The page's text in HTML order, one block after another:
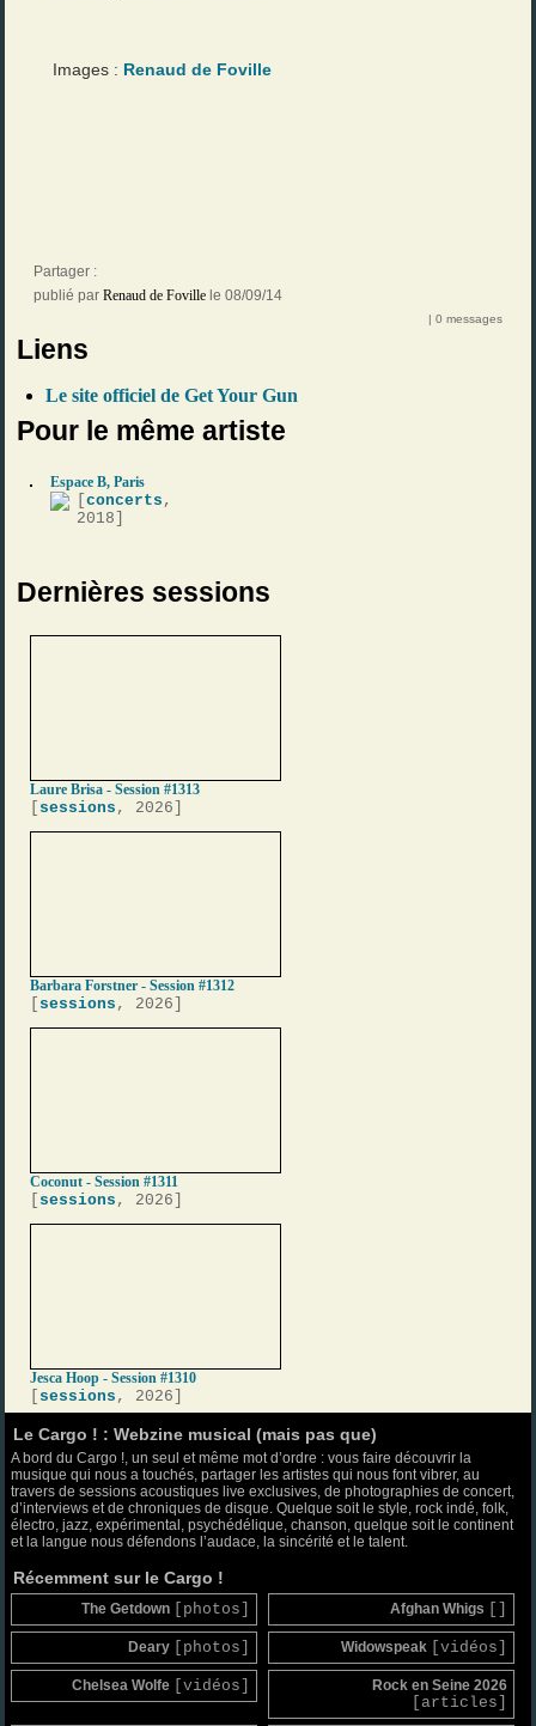
Images : Renaud de Foville
Partager :
publié par Renaud de Foville le 08/09/14
| 0 messages
Liens
Le site officiel de Get Your Gun
Pour le même artiste
Espace B, Paris
[concerts ,
2018]
Dernières sessions
Laure Brisa - Session #1313
sessions , 2026]
Barbara Forstner - Session #1312
sessions , 2026]
Coconut - Session #1311
sessions , 2026]
Jesca Hoop - Session #1310
sessions , 2026]
Le Cargo ! : Webzine musical (mais pas que)
A bord du Cargo !, un seul et même mot d’ordre : vous faire découvrir la
musique qui nous a touchés, partager les artistes qui nous font vibrer, au
travers de sessions acoustiques live exclusives, de photographies de concert,
d’interviews et de chroniques de disque. Quelque soit le style, rock indé, folk,
électro, jazz, expérimental, psychédélique, chanson, quelque soit le continent
et la langue nous défendons l’audace, la sincérité et le talent.
Récemment sur le Cargo !
The Getdown [photos] Afghan Whigs
Deary [photos] Widowspeak [vidéos]
Chelsea Wolfe [vidéos] Rock en Seine 2026
[articles]